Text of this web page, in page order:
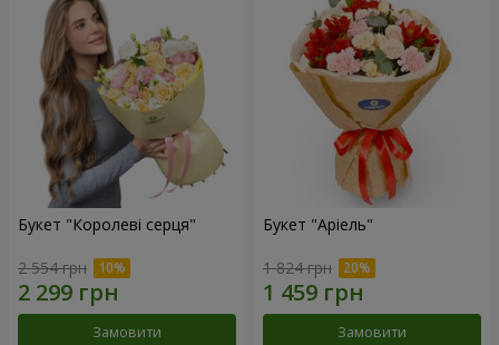
Букет "Королеві серця"
2 554 грн
Замовити
Букет "Аріель"
1 824 грн
Замовити